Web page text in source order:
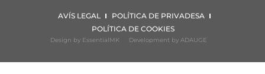
AVÍS LEGAL
POLÍTICA DE PRIVADESA
POLÍTICA DE COOKIES
Design by EssentialMK Development by ADAUGE